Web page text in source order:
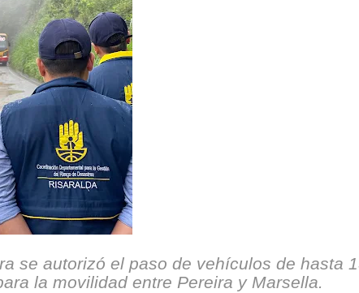
continúa renovando espacios comunitarios que llevaban
la vida de 68 estudiantes rurales en Filadelfia gracias
en Tuluá tendrá comedor comunitario gracias al
hacia una ruta definitiva de reasentamiento
avanza en trabajos contra las inundaciones con
se autorizó el paso de vehículos de hasta
la movilidad entre Pereira y Marsella.